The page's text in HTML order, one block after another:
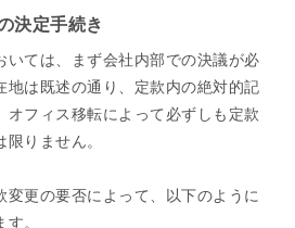
決定手続き
いては、まず会社内部での決議が必
地は既述の通り、定款内の絶対的記
オフィス移転によって必ずしも定款
りません。
変更の要否によって、以下のように
。